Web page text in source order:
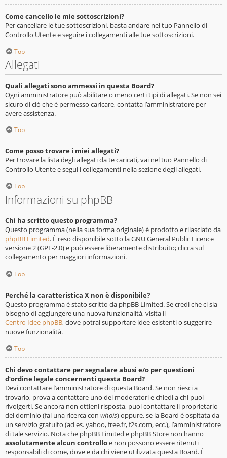
Come cancello le mie sottoscrizioni?
Per cancellare le tue sottoscrizioni, basta andare nel tuo Pannello di
Controllo Utente e seguire i collegamenti alle tue sottoscrizioni.
Top
Allegati
Quali allegati sono ammessi in questa Board?
Ogni amministratore può abilitare o meno certi tipi di allegati. Se non sei
sicuro di ciò che è permesso caricare, contatta l’amministratore per
avere assistenza.
Top
Come posso trovare i miei allegati?
Per trovare la lista degli allegati da te caricati, vai nel tuo Pannello di
Controllo Utente e segui i collegamenti nella sezione degli allegati.
Top
Informazioni su phpBB
Chi ha scritto questo programma?
Questo programma (nella sua forma originale) è prodotto e rilasciato da
phpBB Limited. È reso disponibile sotto la GNU General Public Licence
versione 2 (GPL-2.0) e può essere liberamente distribuito; clicca sul
collegamento per maggiori informazioni.
Top
Perché la caratteristica X non è disponibile?
Questo programma è stato scritto da phpBB Limited. Se credi che ci sia
bisogno di aggiungere una nuova funzionalità, visita il
Centro Idee phpBB, dove potrai supportare idee esistenti o suggerire
nuove funzionalità.
Top
Chi devo contattare per segnalare abusi e/o per questioni
d’ordine legale concernenti questa Board?
Devi contattare l’amministratore di questa Board. Se non riesci a
trovarlo, prova a contattare uno dei moderatori e chiedi a chi puoi
rivolgerti. Se ancora non ottieni risposta, puoi contattare il proprietario
del dominio (fai una ricerca con whois) oppure, se la Board è ospitata da
un servizio gratuito (ad es. yahoo, free.fr, f2s.com, ecc.), l’amministratore
di tale servizio. Nota che phpBB Limited e phpBB Store non hanno
assolutamente alcun controlloe non possono essere ritenuti
responsabili di come, dove e da chi viene utilizzata questa Board. È